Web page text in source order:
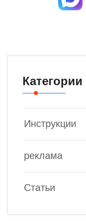
Категории
Инструкции
реклама
Статьи